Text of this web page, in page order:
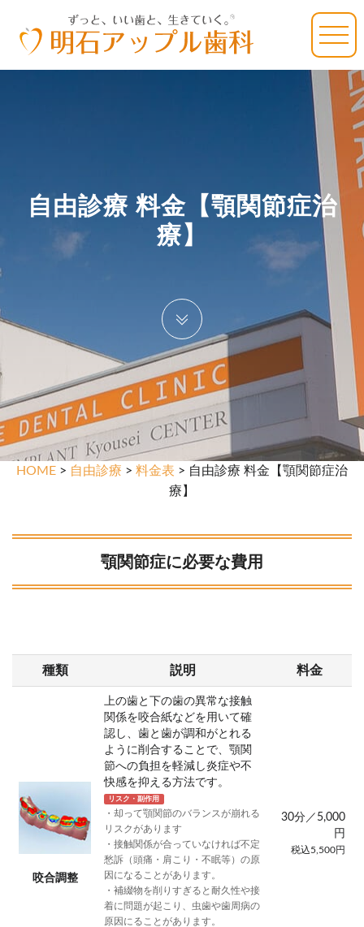
自由診療 料金【顎関節症治
療】
HOME > 自由診療 > 料金表 > 自由診療 料金【顎関節症治
療】
顎関節症に必要な費用
種類 説明 料金
咬合調整
上の歯と下の歯の異常な接触
関係を咬合紙などを用いて確
認し、歯と歯が調和がとれる
ように削合することで、顎関
節への負担を軽減し炎症や不
快感を抑える方法です。
リスク・副作用
・却って顎関節のバランスが崩れる
リスクがあります
・接触関係が合っていなければ不定
愁訴（頭痛・肩こり・不眠等）の原
因になることがあります。
・補綴物を削りすぎると耐久性や接
着に問題が起こり、虫歯や歯周病の
原因にることがあります。
30分／5,000
円
税込5,500円